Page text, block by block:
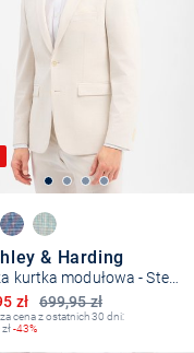
& Harding
Męska kurtka modułowa - Steven
699,95 zł
cena
zł
cena z ostatnich 30 dni:
zł-43%